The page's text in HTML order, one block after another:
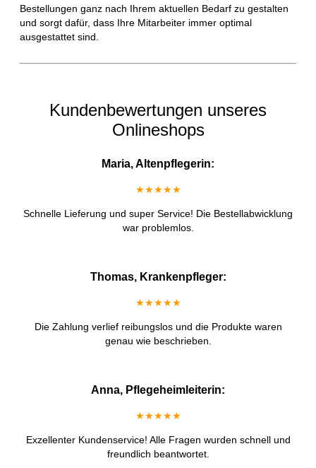
Bestellungen ganz nach Ihrem aktuellen Bedarf zu gestalten
und sorgt dafür, dass Ihre Mitarbeiter immer optimal
ausgestattet sind.
Kundenbewertungen unseres
Onlineshops
Maria, Altenpflegerin:
★★★★★
Schnelle Lieferung und super Service! Die Bestellabwicklung
war problemlos.
Thomas, Krankenpfleger:
★★★★★
Die Zahlung verlief reibungslos und die Produkte waren
genau wie beschrieben.
Anna, Pflegeheimleiterin:
★★★★★
Exzellenter Kundenservice! Alle Fragen wurden schnell und
freundlich beantwortet.